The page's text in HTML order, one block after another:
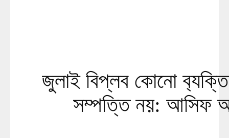
জুলাই বিপ্লব কোনো ব‍্যক্তি
সম্পত্তি নয়: আসিফ